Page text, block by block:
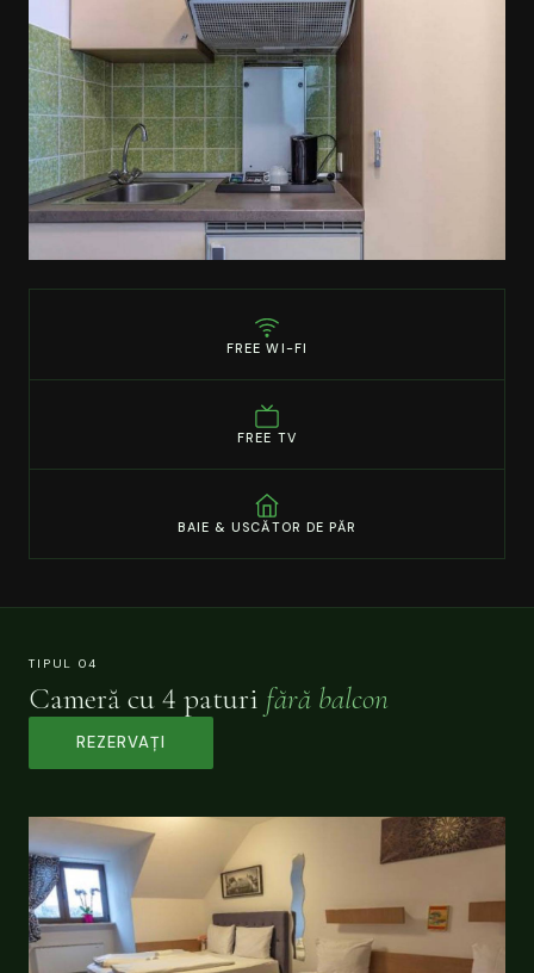
FREE WI-FI
FREE TV
BAIE & USCĂTOR DE PĂR
TIPUL 04
Cameră cu 4 paturi fără balcon
REZERVAȚI